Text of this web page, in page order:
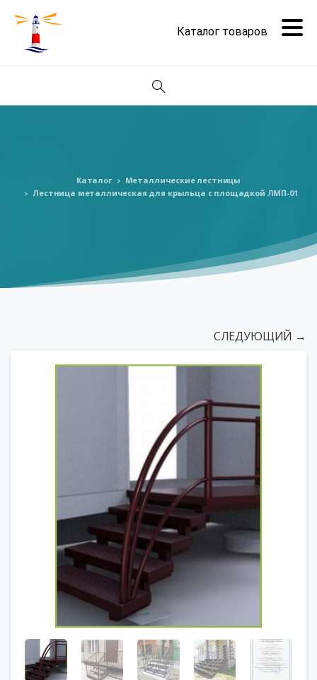
Поиск
Каталог
Металлические лестницы
Лестница металлическая для крыльца с площадкой ЛМП-01
СЛЕДУЮЩИЙ →